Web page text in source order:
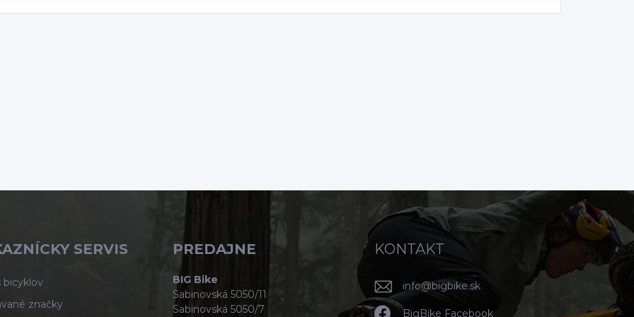
SERVIS
bicyklov
značky
PREDAJNE
BIG Bike
Sabinovská 5050/11
Sabinovská 5050/7
KONTAKT
info@bigbike.sk
BigBike Facebook